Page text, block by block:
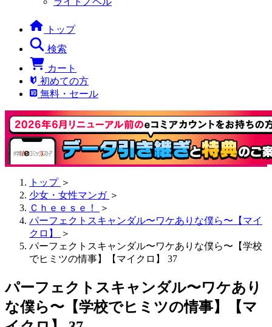
トップ
検索
カート
初めての方
無料・セール
トップ ＞
少女・女性マンガ ＞
Ｃｈｅｅｓｅ！
＞
パーフェクトスキャンダル〜ワケありな僕ら〜【マイ
クロ】
＞
パーフェクトスキャンダル〜ワケありな僕ら〜【学校
でヒミツの情事】【マイクロ】 37
パーフェクトスキャンダル〜ワケあり
な僕ら〜【学校でヒミツの情事】【マ